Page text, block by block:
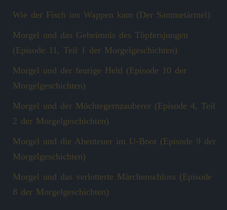
Wie der Fisch ins Wappen kam (Der Sammetärmel)
Morgel und das Geheimnis des Töpfersjungen
(Episode 11, Teil 1 der Morgelgeschichten)
Morgel und der feurige Held (Episode 10 der
Morgelgeschichten)
Morgel und der Möchtegernzauberer (Episode 4, Teil
2 der Morgelgeschichten)
Morgel und die Abenteuer im U-Boot (Episode 9 der
Morgelgeschichten)
Morgel und das verlotterte Märchenschloss (Episode
8 der Morgelgeschichten)